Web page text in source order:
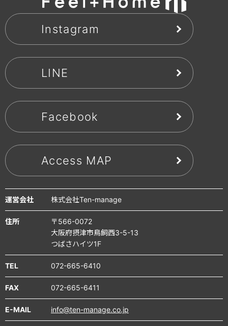
Instagram
LINE
Facebook
Access MAP
運営会社 株式会社Ten-manage
住所
〒566-0072
大阪府摂津市鳥飼西3-5-13
つばさハイツ1F
TEL 072-665-6410
FAX 072-665-6411
E-MAIL info@ten-manage.co.jp